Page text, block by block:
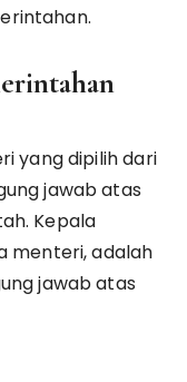
yang dipilih dari
jawab atas
Kepala
menteri, adalah
jawab atas